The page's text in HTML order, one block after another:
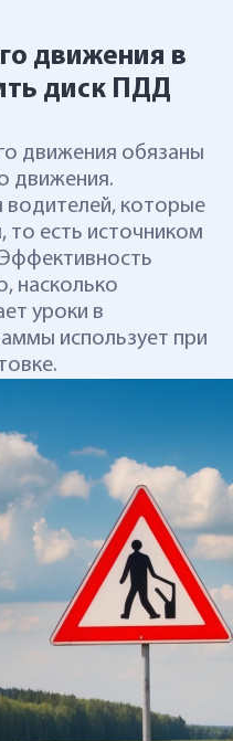
движения в
диск ПДД
движения обязаны
движения.
которые
есть источником
насколько
уроки в
использует при